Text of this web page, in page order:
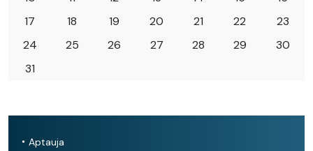
17
18 19 20 21 22
23
24
25 26 27 28 29
30
31
Aptauja